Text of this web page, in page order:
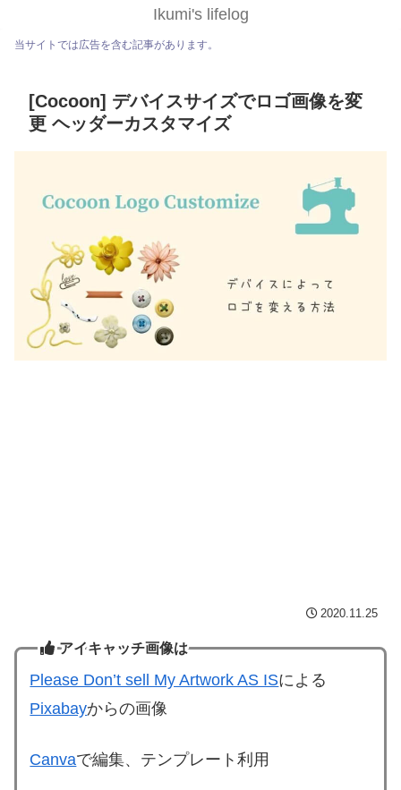
Ikumi's lifelog
当サイトでは広告を含む記事があります。
[Cocoon] デバイスサイズでロゴ画像を変
更 ヘッダーカスタマイズ
2020.11.25
アイキャッチ画像は
Please Don’t sell My Artwork AS ISによる
Pixabayからの画像
Canvaで編集、テンプレート利用